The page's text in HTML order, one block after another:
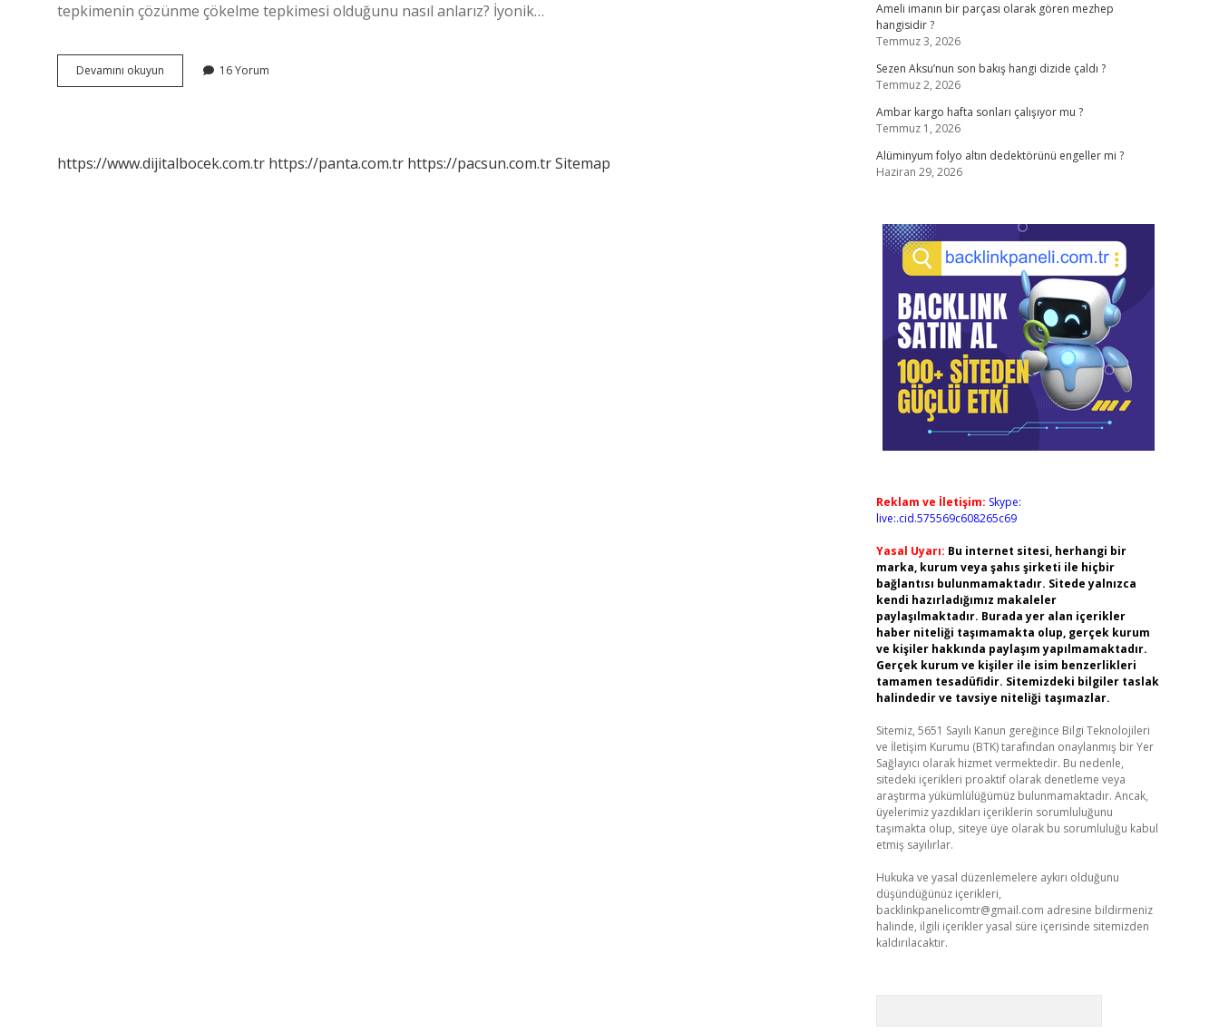
tepkimenin çözünme çökelme tepkimesi olduğunu nasıl anlarız? İyonik…
Devamını okuyun Çökelme
Tepkimeleri
16 Yorum
https://www.dijitalbocek.com.tr https://panta.com.tr https://pacsun.com.trSitemap
Ameli imanın bir parçası olarak gören mezhep
hangisidir ?
Temmuz 3, 2026
Sezen Aksu’nun son bakış hangi dizide çaldı ?
Temmuz 2, 2026
Ambar kargo hafta sonları çalışıyor mu ?
Temmuz 1, 2026
Alüminyum folyo altın dedektörünü engeller mi ?
Haziran 29, 2026
Reklam ve İletişim: Skype:
live:.cid.575569c608265c69
Yasal Uyarı: Bu internet sitesi, herhangi bir
marka, kurum veya şahıs şirketi ile hiçbir
bağlantısı bulunmamaktadır. Sitede yalnızca
kendi hazırladığımız makaleler
paylaşılmaktadır. Burada yer alan içerikler
haber niteliği taşımamakta olup, gerçek kurum
ve kişiler hakkında paylaşım yapılmamaktadır.
Gerçek kurum ve kişiler ile isim benzerlikleri
tamamen tesadüfidir. Sitemizdeki bilgiler taslak
halindedir ve tavsiye niteliği taşımazlar.
Sitemiz, 5651 Sayılı Kanun gereğince Bilgi Teknolojileri
ve İletişim Kurumu (BTK) tarafından onaylanmış bir Yer
Sağlayıcı olarak hizmet vermektedir. Bu nedenle,
sitedeki içerikleri proaktif olarak denetleme veya
araştırma yükümlülüğümüz bulunmamaktadır. Ancak,
üyelerimiz yazdıkları içeriklerin sorumluluğunu
taşımakta olup, siteye üye olarak bu sorumluluğu kabul
etmiş sayılırlar.
Hukuka ve yasal düzenlemelere aykırı olduğunu
düşündüğünüz içerikleri,
backlinkpanelicomtr@gmail.com adresine bildirmeniz
halinde, ilgili içerikler yasal süre içerisinde sitemizden
kaldırılacaktır.